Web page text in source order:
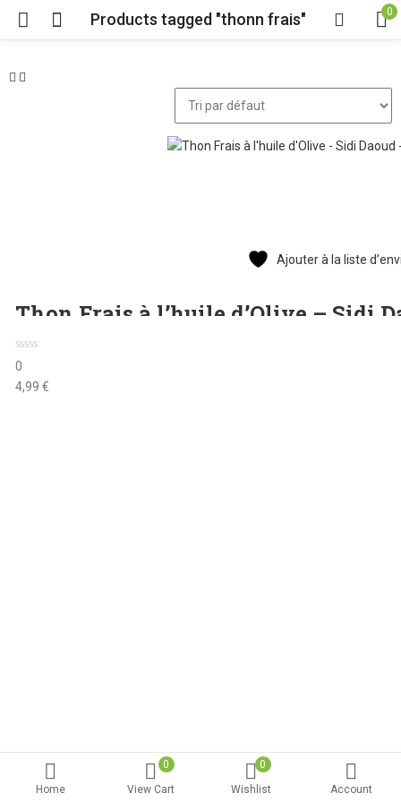
Products tagged "thonn frais" 0
Home
0
View Cart
0
Wishlist
Account
Ajouter à la liste
Thon Frais à l’huile d’Olive – Sidi
0
4,99 €